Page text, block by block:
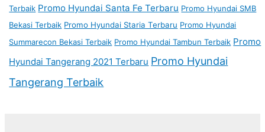
Terbaik Promo Hyundai Santa Fe Terbaru Promo Hyundai SMB
Bekasi Terbaik Promo Hyundai Staria Terbaru Promo Hyundai
Summarecon Bekasi Terbaik Promo Hyundai Tambun Terbaik Promo
Hyundai Tangerang 2021 Terbaru Promo Hyundai
Tangerang Terbaik